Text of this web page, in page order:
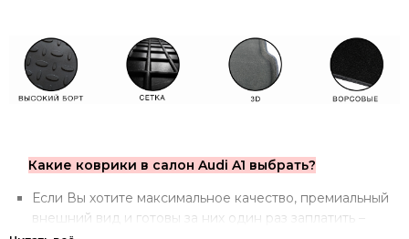
Какие коврики в салон Audi A1 выбрать?
Если Вы хотите максимальное качество, премиальный
внешний вид и готовы за них один раз заплатить –